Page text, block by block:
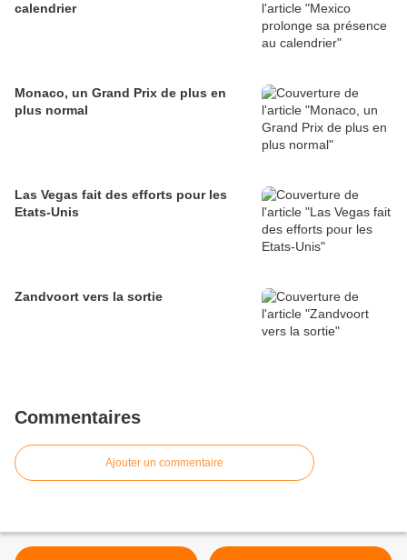
calendrier
Monaco, un Grand Prix de plus en
plus normal
Las Vegas fait des efforts pour les
Etats-Unis
Zandvoort vers la sortie
Commentaires
Ajouter un commentaire